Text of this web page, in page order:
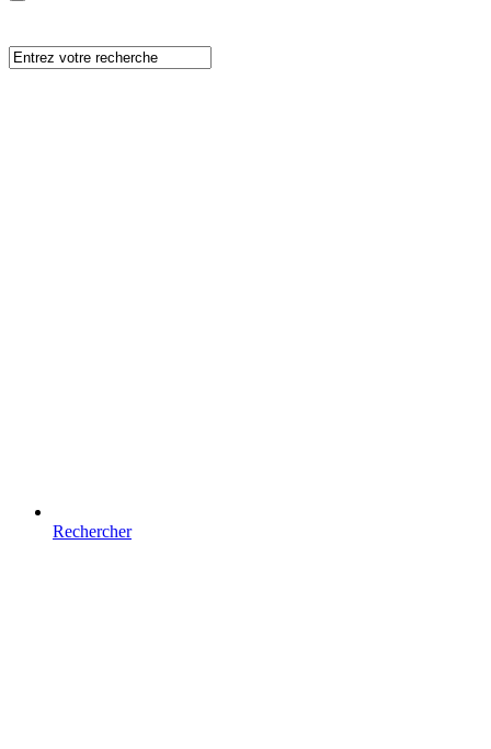
Rechercher